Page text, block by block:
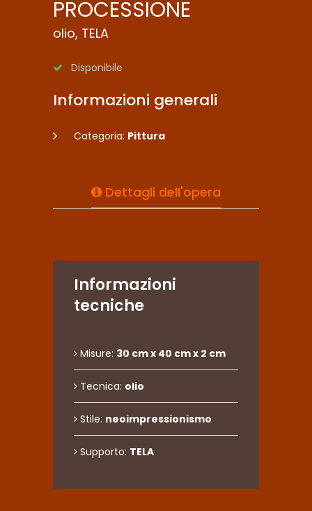
PROCESSIONE
olio, TELA
Disponibile
Informazioni generali
Categoria: Pittura
Dettagli dell'opera
Informazioni
tecniche
Misure: 30 cm x 40 cm x 2 cm
Tecnica: olio
Stile: neoimpressionismo
Supporto: TELA